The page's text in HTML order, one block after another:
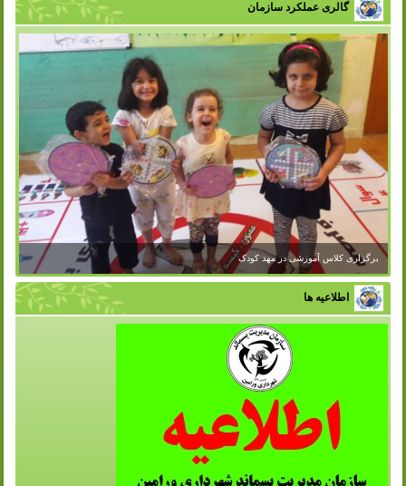
گالری عملکرد سازمان
برگزاری کلاس آموزشی در مهد کودک
اطلاعیه ها